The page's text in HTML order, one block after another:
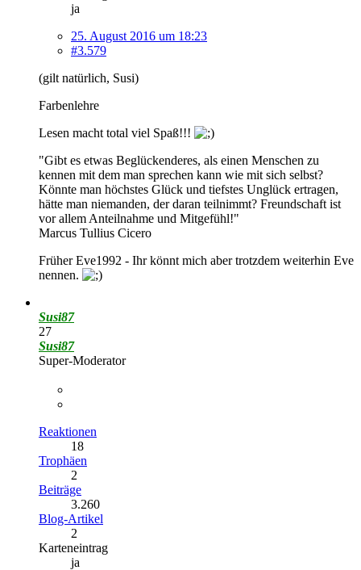
ja
25. August 2016 um 18:23
#3.579
(gilt natürlich, Susi)
Farbenlehre
Lesen macht total viel Spaß!!!
"Gibt es etwas Beglückenderes, als einen Menschen zu
kennen mit dem man sprechen kann wie mit sich selbst?
Könnte man höchstes Glück und tiefstes Unglück ertragen,
hätte man niemanden, der daran teilnimmt? Freundschaft ist
vor allem Anteilnahme und Mitgefühl!"
Marcus Tullius Cicero
Früher Eve1992 - Ihr könnt mich aber trotzdem weiterhin Eve
nennen.
Susi87
27
Susi87
Super-Moderator
Reaktionen
18
Trophäen
2
Beiträge
3.260
Blog-Artikel
2
Karteneintrag
ja